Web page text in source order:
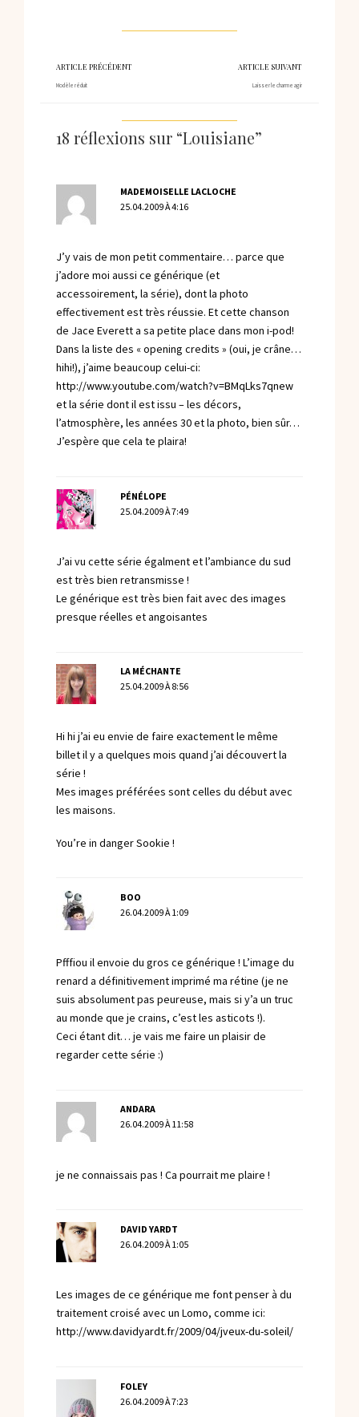
ARTICLE PRÉCÉDENT
Modèle réduit
ARTICLE SUIVANT
Laisser le charme agir
18 réflexions sur “Louisiane”
MADEMOISELLE LACLOCHE
25.04.2009 À 4:16
J’y vais de mon petit commentaire… parce que
j’adore moi aussi ce générique (et
accessoirement, la série), dont la photo
effectivement est très réussie. Et cette chanson
de Jace Everett a sa petite place dans mon i-pod!
Dans la liste des « opening credits » (oui, je crâne…
hihi!), j’aime beaucoup celui-ci:
http://www.youtube.com/watch?v=BMqLks7qnew
et la série dont il est issu – les décors,
l’atmosphère, les années 30 et la photo, bien sûr…
J’espère que cela te plaira!
PÉNÉLOPE
25.04.2009 À 7:49
J’ai vu cette série égalment et l’ambiance du sud
est très bien retransmisse !
Le générique est très bien fait avec des images
presque réelles et angoisantes
LA MÉCHANTE
25.04.2009 À 8:56
Hi hi j’ai eu envie de faire exactement le même
billet il y a quelques mois quand j’ai découvert la
série !
Mes images préférées sont celles du début avec
les maisons.
You’re in danger Sookie !
BOO
26.04.2009 À 1:09
Pfffiou il envoie du gros ce générique ! L’image du
renard a définitivement imprimé ma rétine (je ne
suis absolument pas peureuse, mais si y’a un truc
au monde que je crains, c’est les asticots !).
Ceci étant dit… je vais me faire un plaisir de
regarder cette série :)
ANDARA
26.04.2009 À 11:58
je ne connaissais pas ! Ca pourrait me plaire !
DAVID YARDT
26.04.2009 À 1:05
Les images de ce générique me font penser à du
traitement croisé avec un Lomo, comme ici:
http://www.davidyardt.fr/2009/04/jveux-du-soleil/
FOLEY
26.04.2009 À 7:23